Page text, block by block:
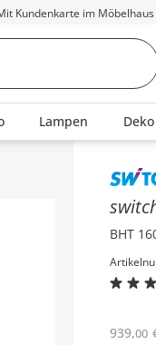
Kundenkarte im Möbelhaus
Lampen Deko
Inhalt
BHT
939,00